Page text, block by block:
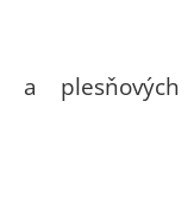
a plesňových